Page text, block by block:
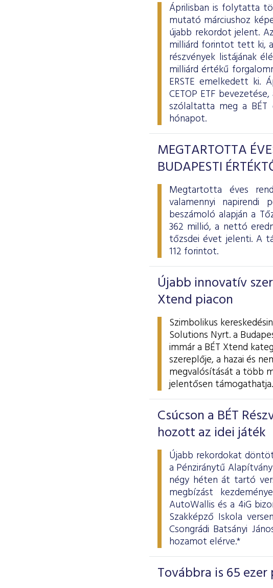
Áprilisban is folytatta
mutató márciushoz
újabb rekordot jelent.
milliárd forintot tett ki,
részvények listájának
milliárd értékű
ERSTE emelkedett ki.
CETOP ETF
szólaltatta meg a BÉT
hónapot.
MEGTARTOTTA
BUDAPESTI
Megtartotta éves
valamennyi
beszámoló alapján a
362 millió, a nettó
tőzsdei évet jelenti. A
112 forintot.
Újabb innovatív
Xtend piacon
Szimbolikus
Solutions Nyrt. a
immár a BÉT Xtend
szereplője, a hazai és
megvalósítását a több
jelentősen támogathatja.
Csúcson a BÉT
hozott az idei játék
Újabb rekordokat
a Pénziránytű
négy héten át tartó
megbízást
AutoWallis és a 4iG
Szakképző Iskola
Csongrádi Batsányi
hozamot elérve.*
Továbbra is 65